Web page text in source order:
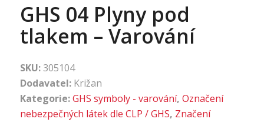
GHS 04 Plyny pod
tlakem – Varování
SKU:305104
Dodavatel: Križan
Kategorie:GHS symboly - varování, Označení
nebezpečných látek dle CLP / GHS, Značení